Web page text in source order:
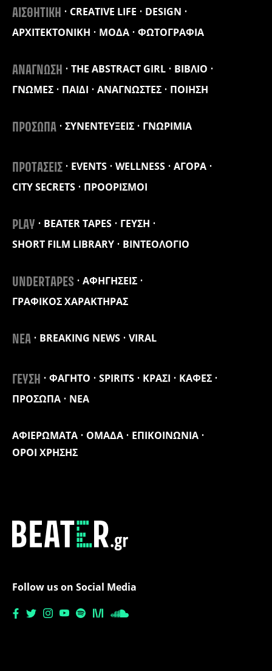
ΑΙΣΘΗΤΙΚΗ CREATIVE LIFE
DESIGN
ΑΡΧΙΤΕΚΤΟΝΙΚΗ
ΜΟΔΑ ΦΩΤΟΓΡΑΦΙΑ
ΑΝΑΓΝΩΣΗ THE ABSTRACT GIRL
ΒΙΒΛΙΟ
ΓΝΩΜΕΣ
ΠΑΙΔΙ ΑΝΑΓΝΩΣΤΕΣ ΠΟΙΗΣΗ
ΠΡΟΣΩΠΑ ΣΥΝΕΝΤΕΥΞΕΙΣ ΓΝΩΡΙΜΙΑ
ΑΦΙΕΡΩΜΑΤΑ ΟΜΑΔΑ
ΕΠΙΚΟΙΝΩΝΙΑ
ΟΡΟΙ ΧΡΗΣΗΣ
ΠΡΟΤΑΣΕΙΣ EVENTS WELLNESS
ΑΓΟΡΑ
CITY SECRETS
ΠΡΟΟΡΙΣΜΟΙ
PLAY BEATER TAPES
ΓΕΥΣΗ
SHORT FILM LIBRARY
ΒΙΝΤΕΟΛΟΓΙΟ
UNDERTAPES
ΑΦΗΓΗΣΕΙΣ
ΓΡΑΦΙΚΟΣ ΧΑΡΑΚΤΗΡΑΣ
ΝΕΑ BREAKING NEWS VIRAL
ΓΕΥΣΗ ΦΑΓΗΤΟ SPIRITS ΚΡΑΣΙ
ΚΑΦΕΣ
ΠΡΟΣΩΠΑ
ΝΕΑ
Follow us on Social Media